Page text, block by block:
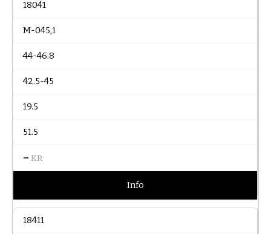
18041
M-045,1
44-46.8
42.5-45
19.5
51.5
– KR
Info
18411